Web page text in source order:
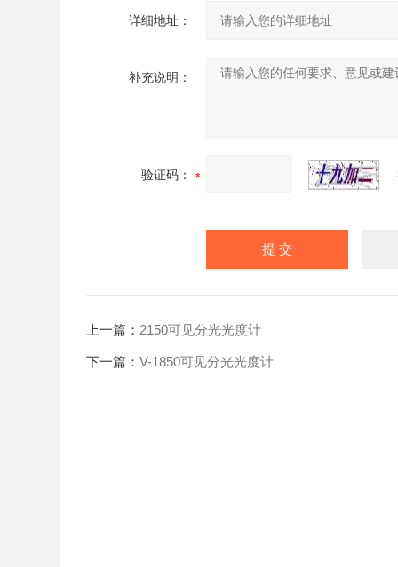
详细地址：
补充说明：
验证码：
上一篇： 2150可见分光光度计
下一篇：V-1850可见分光光度计